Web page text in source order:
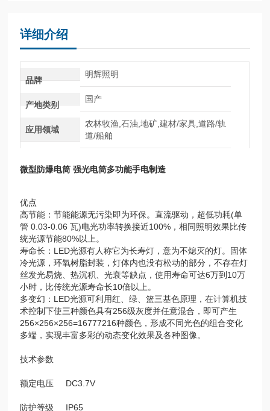
详细介绍
品牌
明辉照明
产地类别
国产
应用领域
农林牧渔,石油,地矿,建材/家具,道路/轨
道/船舶
微型防爆电筒 强光电筒多功能手电制造
优点
高节能：节能能源无污染即为环保。直流驱动，超低功耗(单
管 0.03-0.06 瓦)电光功率转换接近100%，相同照明效果比传
统光源节能80%以上。
寿命长：LED光源有人称它为长寿灯，意为不熄灭的灯。固体
冷光源，环氧树脂封装，灯体内也没有松动的部分，不存在灯
丝发光易烧、热沉积、光衰等缺点，使用寿命可达6万到10万
小时，比传统光源寿命长10倍以上。
多变幻：LED光源可利用红、绿、篮三基色原理，在计算机技
术控制下使三种颜色具有256级灰度并任意混合，即可产生
256×256×256=16777216种颜色，形成不同光色的组合变化
多端，实现丰富多彩的动态变化效果及各种图像。
技术参数
额定电压 DC3.7V
防护等级 IP65